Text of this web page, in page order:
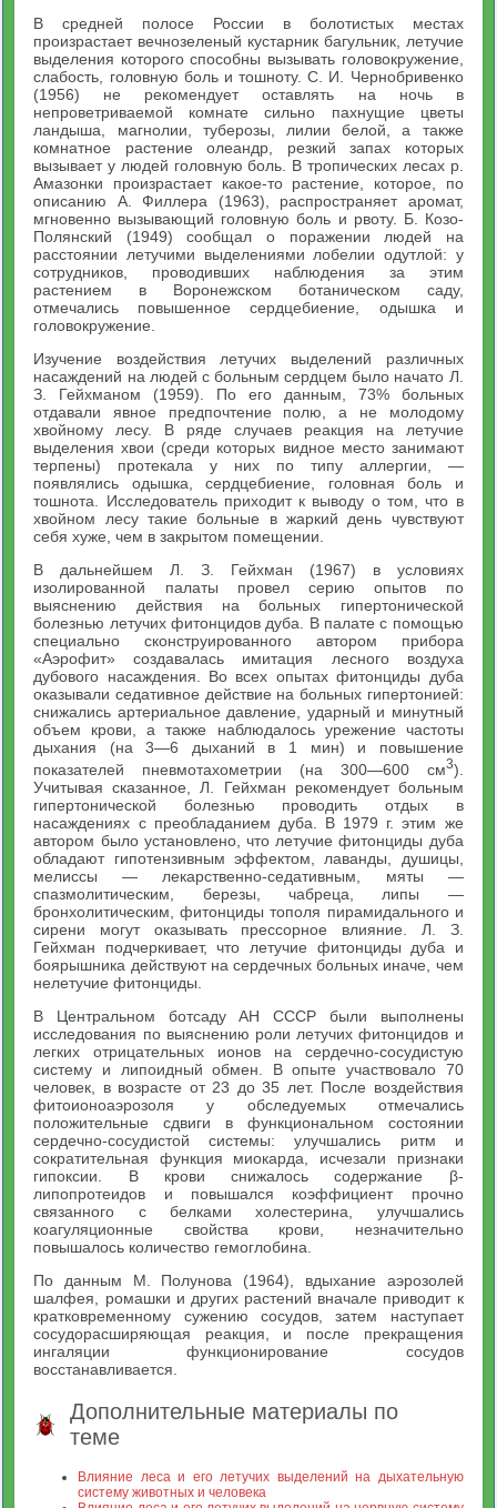
В средней полосе России в болотистых местах
произрастает вечнозеленый кустарник багульник, летучие
выделения которого способны вызывать головокружение,
слабость, головную боль и тошноту. С. И. Чернобривенко
(1956) не рекомендует оставлять на ночь в
непроветриваемой комнате сильно пахнущие цветы
ландыша, магнолии, туберозы, лилии белой, а также
комнатное растение олеандр, резкий запах которых
вызывает у людей головную боль. В тропических лесах р.
Амазонки произрастает какое-то растение, которое, по
описанию А. Филлера (1963), распространяет аромат,
мгновенно вызывающий головную боль и рвоту. Б. Козо-
Полянский (1949) сообщал о поражении людей на
расстоянии летучими выделениями лобелии одутлой: у
сотрудников, проводивших наблюдения за этим
растением в Воронежском ботаническом саду,
отмечались повышенное сердцебиение, одышка и
головокружение.
Изучение воздействия летучих выделений различных
насаждений на людей с больным сердцем было начато Л.
З. Гейхманом (1959). По его данным, 73% больных
отдавали явное предпочтение полю, а не молодому
хвойному лесу. В ряде случаев реакция на летучие
выделения хвои (среди которых видное место занимают
терпены) протекала у них по типу аллергии, —
появлялись одышка, сердцебиение, головная боль и
тошнота. Исследователь приходит к выводу о том, что в
хвойном лесу такие больные в жаркий день чувствуют
себя хуже, чем в закрытом помещении.
В дальнейшем Л. З. Гейхман (1967) в условиях
изолированной палаты провел серию опытов по
выяснению действия на больных гипертонической
болезнью летучих фитонцидов дуба. В палате с помощью
специально сконструированного автором прибора
«Аэрофит» создавалась имитация лесного воздуха
дубового насаждения. Во всех опытах фитонциды дуба
оказывали седативное действие на больных гипертонией:
снижались артериальное давление, ударный и минутный
объем крови, а также наблюдалось урежение частоты
дыхания (на 3—6 дыханий в 1 мин) и повышение
показателей пневмотахометрии (на 300—600 см3).
Учитывая сказанное, Л. Гейхман рекомендует больным
гипертонической болезнью проводить отдых в
насаждениях с преобладанием дуба. В 1979 г. этим же
автором было установлено, что летучие фитонциды дуба
обладают гипотензивным эффектом, лаванды, душицы,
мелиссы — лекарственно-седативным, мяты —
спазмолитическим, березы, чабреца, липы —
бронхолитическим, фитонциды тополя пирамидального и
сирени могут оказывать прессорное влияние. Л. З.
Гейхман подчеркивает, что летучие фитонциды дуба и
боярышника действуют на сердечных больных иначе, чем
нелетучие фитонциды.
В Центральном ботсаду АН СССР были выполнены
исследования по выяснению роли летучих фитонцидов и
легких отрицательных ионов на сердечно-сосудистую
систему и липоидный обмен. В опыте участвовало 70
человек, в возрасте от 23 до 35 лет. После воздействия
фитоионоаэрозоля у обследуемых отмечались
положительные сдвиги в функциональном состоянии
сердечно-сосудистой системы: улучшались ритм и
сократительная функция миокарда, исчезали признаки
гипоксии. В крови снижалось содержание β-
липопротеидов и повышался коэффициент прочно
связанного с белками холестерина, улучшались
коагуляционные свойства крови, незначительно
повышалось количество гемоглобина.
По данным М. Полунова (1964), вдыхание аэрозолей
шалфея, ромашки и других растений вначале приводит к
кратковременному сужению сосудов, затем наступает
сосудорасширяющая реакция, и после прекращения
ингаляции функционирование сосудов
восстанавливается.
Дополнительные материалы по
теме
Влияние леса и его летучих выделений на дыхательную
систему животных и человека